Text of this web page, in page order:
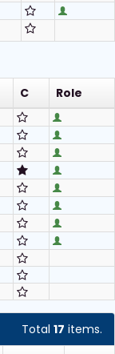
C Role
Total 17 items.